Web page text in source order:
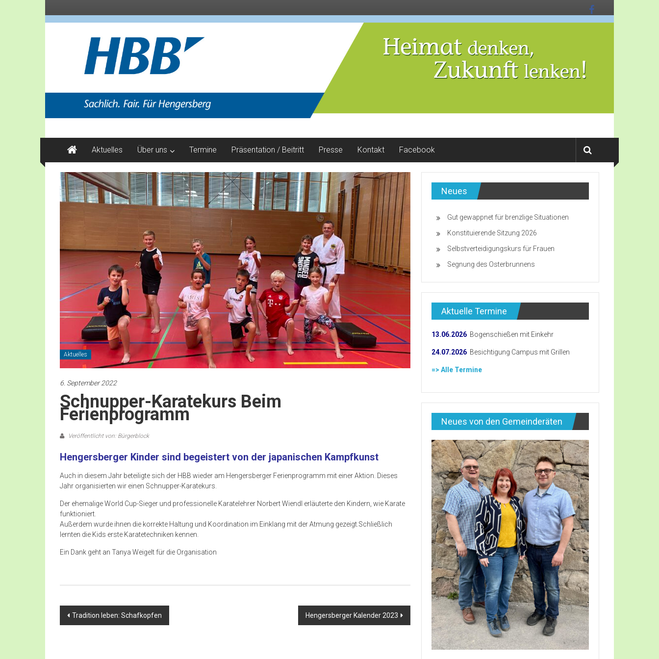
Inhalt
springen
SACHLICH.
FAIR.
HENGERSBERG
Aktuelles Über uns Termine Präsentation / Beitritt Presse Kontakt Facebook
Aktuelles
6. September 2022
Schnupper-Karatekurs Beim
Ferienprogramm
Veröffentlicht von: Bürgerblock
Hengersberger Kinder sind begeistert von der japanischen Kampfkunst
Auch in diesem Jahr beteiligte sich der HBB wieder am Hengersberger Ferienprogramm mit einer Aktion. Dieses
Jahr organisierten wir einen Schnupper-Karatekurs.
Der ehemalige World Cup-Sieger und professionelle Karatelehrer Norbert Wiendl erläuterte den Kindern, wie Karate
funktioniert.
Außerdem wurde ihnen die korrekte Haltung und Koordination im Einklang mit der Atmung gezeigt.Schließlich
lernten die Kids erste Karatetechniken kennen.
Ein Dank geht an Tanya Weigelt für die Organisation
Beitragsnavigation
Tradition leben: Schafkopfen Hengersberger Kalender 2023
Neues
Gut gewappnet für brenzlige Situationen
Konstituierende Sitzung 2026
Selbstverteidigungskurs für Frauen
Segnung des Osterbrunnens
Aktuelle Termine
13.06.2026 Bogenschießen mit Einkehr
24.07.2026 Besichtigung Campus mit Grillen
=> Alle Termine
Neues von den Gemeinderäten